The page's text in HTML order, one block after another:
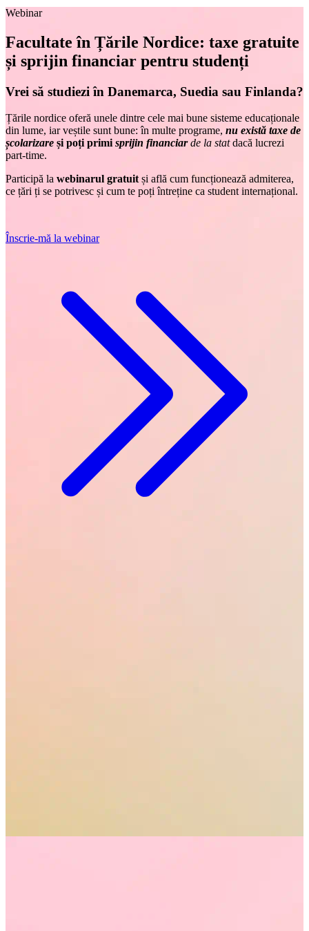
Webinar
Facultate în Țările Nordice: taxe gratuite
și sprijin financiar pentru studenți
Vrei să studiezi în Danemarca, Suedia sau Finlanda?
Țările nordice oferă unele dintre cele mai bune sisteme educaționale
din lume, iar veștile sunt bune: în multe programe, nu există taxe de
școlarizare și poți primisprijin financiarde la statdacă lucrezi
part-time.
Participă la webinarul gratuitși află cum funcționează admiterea,
ce țări ți se potrivesc și cum te poți întreține ca student internațional.
Înscrie-mă la webinar